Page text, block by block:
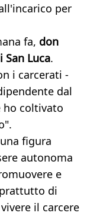
per
fa, don
San Luca.
i carcerati -
dal
ho coltivato
figura
autonoma
e
di
il carcere